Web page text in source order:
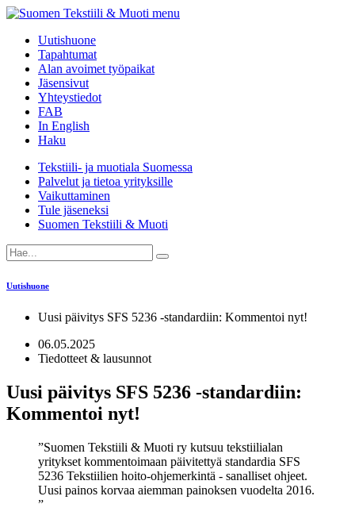
menu
Uutishuone
Tapahtumat
Alan avoimet työpaikat
Jäsensivut
Yhteystiedot
FAB
In English
Haku
Tekstiili- ja muotiala Suomessa
Palvelut ja tietoa yrityksille
Vaikuttaminen
Tule jäseneksi
Suomen Tekstiili & Muoti
Uutishuone
Uusi päivitys SFS 5236 -standardiin: Kommentoi nyt!
06.05.2025
Tiedotteet & lausunnot
Uusi päivitys SFS 5236 -standardiin:
Kommentoi nyt!
Suomen Tekstiili & Muoti ry kutsuu tekstiilialan
yritykset kommentoimaan päivitettyä standardia SFS
5236 Tekstiilien hoito-ohjemerkintä - sanalliset ohjeet.
Uusi painos korvaa aiemman painoksen vuodelta 2016.